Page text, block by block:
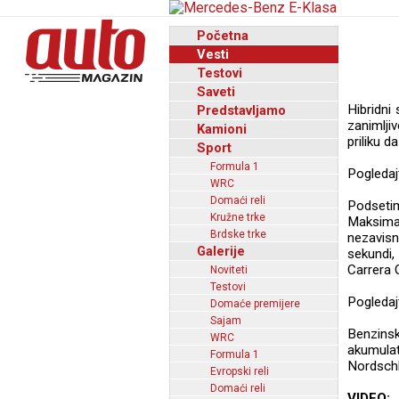
Početna
Vesti
Testovi
Saveti
Predstavljamo
Kamioni
Sport
Formula 1
WRC
Domaći reli
Kružne trke
Brdske trke
Galerije
Noviteti
Testovi
Domaće premijere
Sajam
WRC
Formula 1
Evropski reli
Domaći reli
Hibridni
priliku
Carrera